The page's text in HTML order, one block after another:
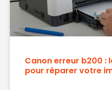
Canon erreur b200
pour réparer votre